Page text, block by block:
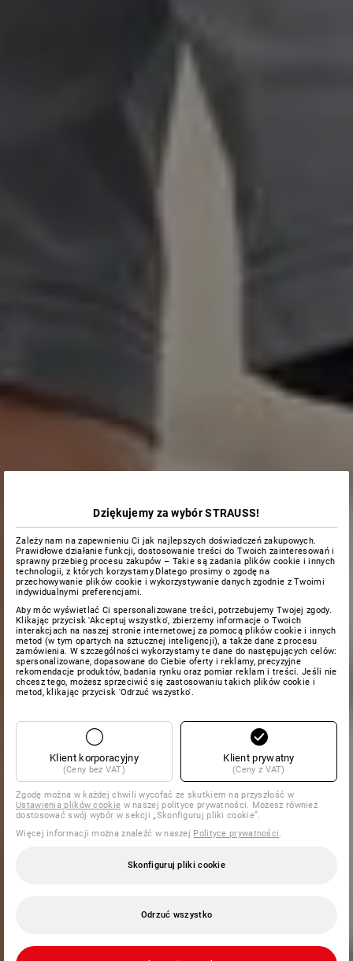
Dziękujemy za wybór STRAUSS!
Zależy nam na zapewnieniu Ci jak najlepszych doświadczeń zakupowych.
Prawidłowe działanie funkcji, dostosowanie treści do Twoich zainteresowań i
sprawny przebieg procesu zakupów – Takie są zadania plików cookie i innych
technologii, z których korzystamy.Dlatego prosimy o zgodę na
przechowywanie plików cookie i wykorzystywanie danych zgodnie z Twoimi
indywidualnymi preferencjami.
Aby móc wyświetlać Ci spersonalizowane treści, potrzebujemy Twojej zgody.
Klikając przycisk 'Akceptuj wszystko', zbierzemy informacje o Twoich
interakcjach na naszej stronie internetowej za pomocą plików cookie i innych
metod (w tym opartych na sztucznej inteligencji), a także dane z procesu
zamówienia. W szczególności wykorzystamy te dane do następujących celów:
spersonalizowane, dopasowane do Ciebie oferty i reklamy, precyzyjne
rekomendacje produktów, badania rynku oraz pomiar reklam i treści. Jeśli nie
chcesz tego, możesz sprzeciwić się zastosowaniu takich plików cookie i
metod, klikając przycisk 'Odrzuć wszystko'.
Klient korporacyjny
(Ceny bez VAT)
Klient prywatny
(Ceny z VAT)
Zgodę można w każdej chwili wycofać ze skutkiem na przyszłość w
Ustawienia plików cookie w naszej polityce prywatności. Możesz również
dostosować swój wybór w sekcji „Skonfiguruj pliki cookie”.
Więcej informacji można znaleźć w naszej Polityce prywatności.
Skonfiguruj pliki cookie
Odrzuć wszystko